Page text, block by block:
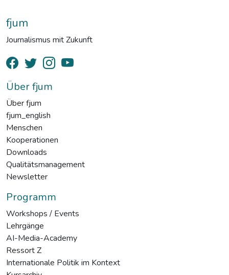
fjum
Journalismus mit Zukunft
Über fjum
Über fjum
fjum_english
Menschen
Kooperationen
Downloads
Qualitätsmanagement
Newsletter
Programm
Workshops / Events
Lehrgänge
AI-Media-Academy
Ressort Z
Internationale Politik im Kontext